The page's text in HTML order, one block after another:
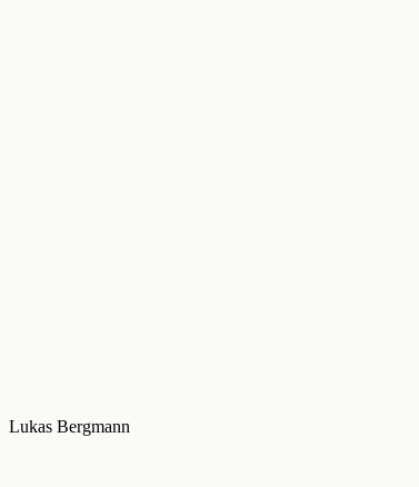
Lukas Bergmann